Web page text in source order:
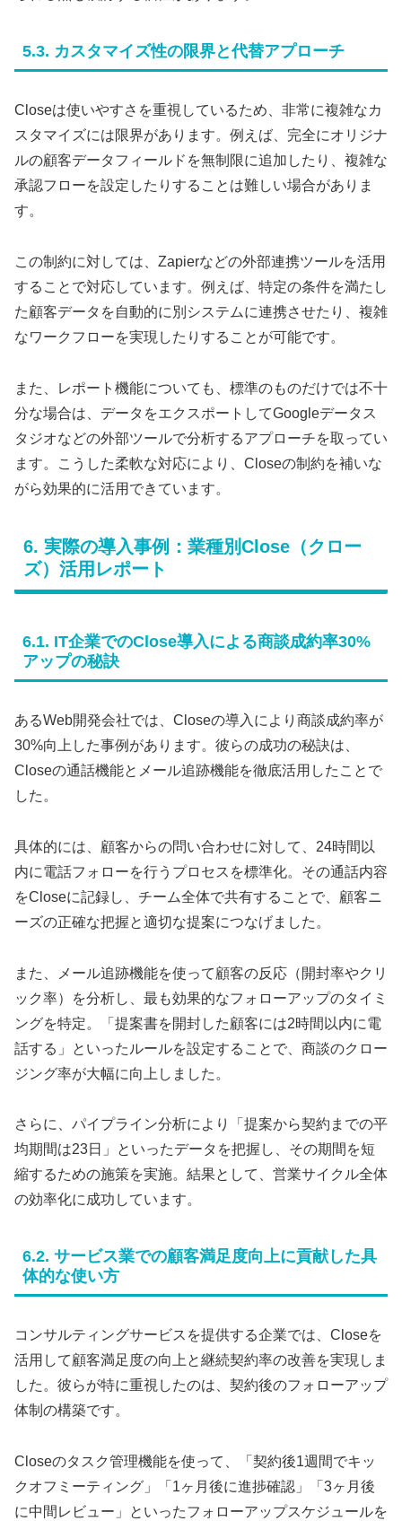
5.3. カスタマイズ性の限界と代替アプローチ
Closeは使いやすさを重視しているため、非常に複雑なカ
スタマイズには限界があります。例えば、完全にオリジナ
ルの顧客データフィールドを無制限に追加したり、複雑な
承認フローを設定したりすることは難しい場合がありま
す。
この制約に対しては、Zapierなどの外部連携ツールを活用
することで対応しています。例えば、特定の条件を満たし
た顧客データを自動的に別システムに連携させたり、複雑
なワークフローを実現したりすることが可能です。
また、レポート機能についても、標準のものだけでは不十
分な場合は、データをエクスポートしてGoogleデータス
タジオなどの外部ツールで分析するアプローチを取ってい
ます。こうした柔軟な対応により、Closeの制約を補いな
がら効果的に活用できています。
6. 実際の導入事例：業種別Close（クロー
ズ）活用レポート
6.1. IT企業でのClose導入による商談成約率30%
アップの秘訣
あるWeb開発会社では、Closeの導入により商談成約率が
30%向上した事例があります。彼らの成功の秘訣は、
Closeの通話機能とメール追跡機能を徹底活用したことで
した。
具体的には、顧客からの問い合わせに対して、24時間以
内に電話フォローを行うプロセスを標準化。その通話内容
をCloseに記録し、チーム全体で共有することで、顧客ニ
ーズの正確な把握と適切な提案につなげました。
また、メール追跡機能を使って顧客の反応（開封率やクリ
ック率）を分析し、最も効果的なフォローアップのタイミ
ングを特定。「提案書を開封した顧客には2時間以内に電
話する」といったルールを設定することで、商談のクロー
ジング率が大幅に向上しました。
さらに、パイプライン分析により「提案から契約までの平
均期間は23日」といったデータを把握し、その期間を短
縮するための施策を実施。結果として、営業サイクル全体
の効率化に成功しています。
6.2. サービス業での顧客満足度向上に貢献した具
体的な使い方
コンサルティングサービスを提供する企業では、Closeを
活用して顧客満足度の向上と継続契約率の改善を実現しま
した。彼らが特に重視したのは、契約後のフォローアップ
体制の構築です。
Closeのタスク管理機能を使って、「契約後1週間でキッ
クオフミーティング」「1ヶ月後に進捗確認」「3ヶ月後
に中間レビュー」といったフォローアップスケジュールを